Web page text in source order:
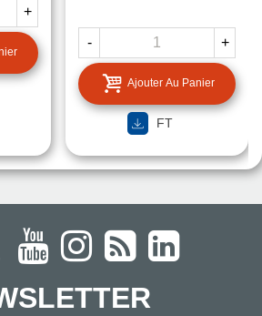
+
- +
Ajouter Au Panier
FT